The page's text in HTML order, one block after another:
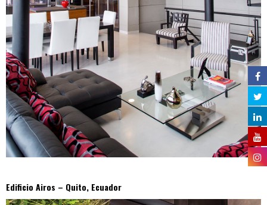
Edificio Airos – Quito, Ecuador